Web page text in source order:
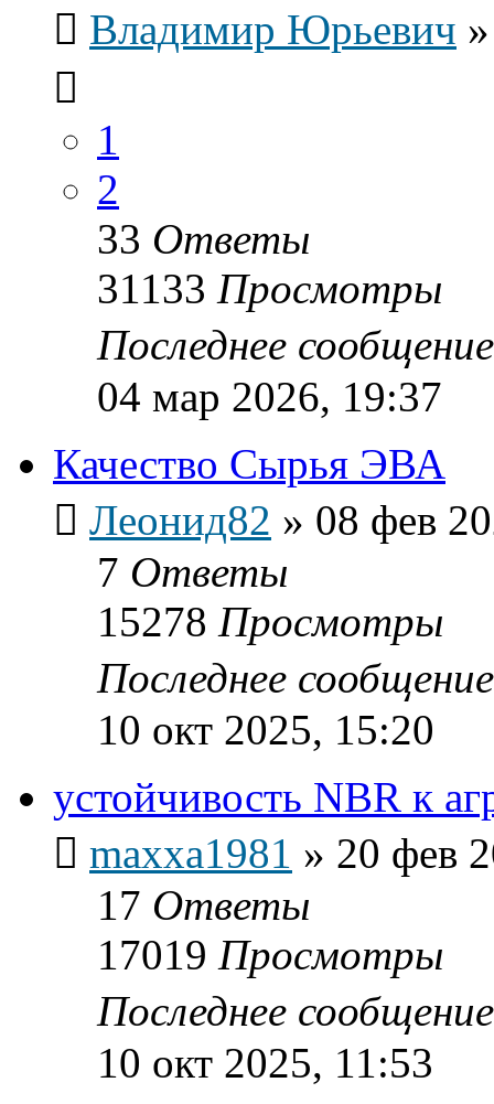
Владимир Юрьевич
1
2
33 Ответы
31133 Просмотры
Последнее
04 мар 2026, 19:37
Качество Сырья ЭВА
Леонид82 » 08 фев
7 Ответы
15278 Просмотры
Последнее
10 окт 2025, 15:20
устойчивость NBR к
maxxa1981 » 20 фев
17 Ответы
17019 Просмотры
Последнее
10 окт 2025, 11:53